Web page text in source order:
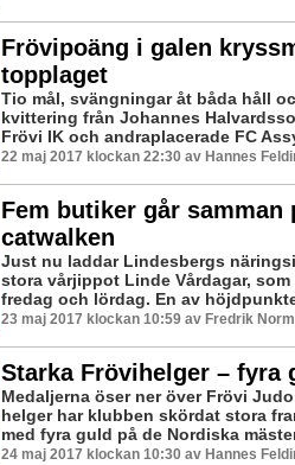
Frövipoäng i galen
topplaget
Tio mål, svängningar åt båda håll
kvittering från Johannes
Frövi IK och andraplacerade FC
22 maj 2017 klockan 22:30 av Hannes
Fem butiker går samman
catwalken
Just nu laddar Lindesbergs
stora vårjippot Linde Vårdagar, som
fredag och lördag. En av
23 maj 2017 klockan 10:59 av Fredrik
Starka Frövihelger – fyra
Medaljerna öser ner över Frövi
helger har klubben skördat stora
med fyra guld på de Nordiska
24 maj 2017 klockan 10:30 av Hannes